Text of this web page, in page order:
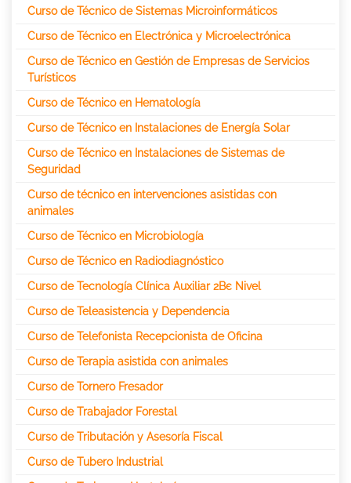
Curso de Técnico de Sistemas Microinformáticos
Curso de Técnico en Electrónica y Microelectrónica
Curso de Técnico en Gestión de Empresas de Servicios
Turísticos
Curso de Técnico en Hematología
Curso de Técnico en Instalaciones de Energía Solar
Curso de Técnico en Instalaciones de Sistemas de
Seguridad
Curso de técnico en intervenciones asistidas con
animales
Curso de Técnico en Microbiología
Curso de Técnico en Radiodiagnóstico
Curso de Tecnología Clínica Auxiliar 2Вє Nivel
Curso de Teleasistencia y Dependencia
Curso de Telefonista Recepcionista de Oficina
Curso de Terapia asistida con animales
Curso de Tornero Fresador
Curso de Trabajador Forestal
Curso de Tributación y Asesoría Fiscal
Curso de Tubero Industrial